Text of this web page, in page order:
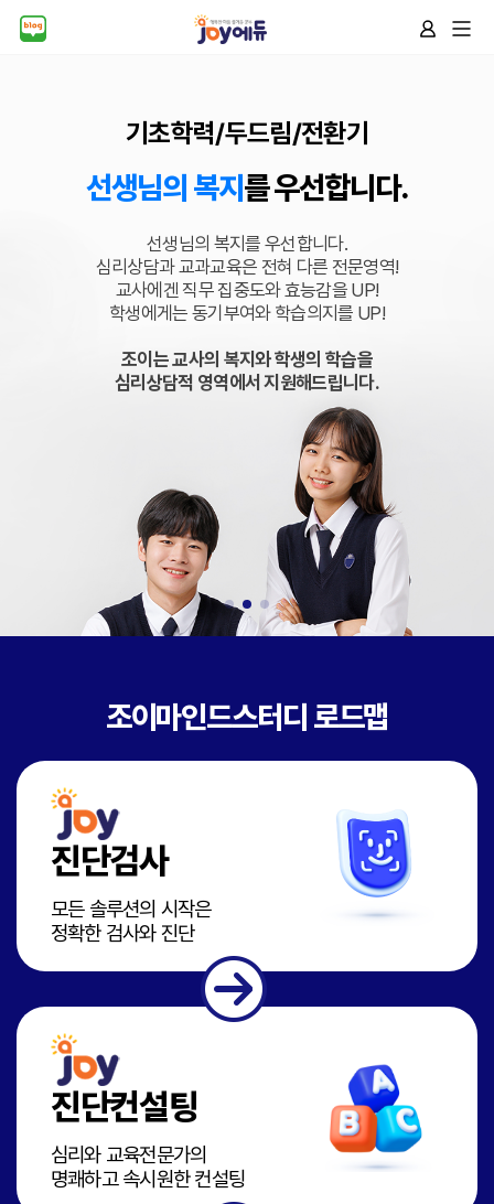
기초학력/두드림/전환기
선생님의 복지 를 우선합니다.
선생님의 복지를 우선합니다.
심리상담과 교과교육은 전혀 다른 전문영역!
교사에겐 직무 집중도와 효능감을 UP!
학생에게는 동기부여와 학습의지를 UP!
조이는 교사의 복지와 학생의 학습을
심리상담적 영역에서 지원해드립니다.
조이마인드스터디 로드맵
진단검사
모든 솔루션의 시작은
정확한 검사와 진단
진단컨설팅
심리와 교육전문가의
명쾌하고 속시원한 컨설팅